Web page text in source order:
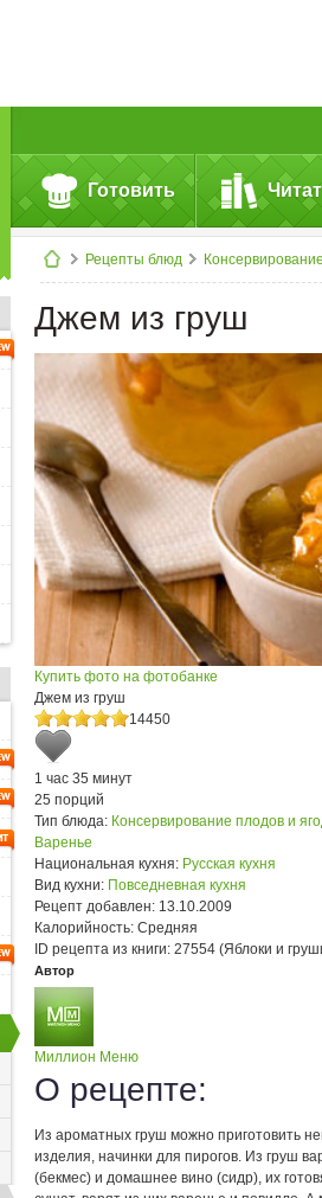
Готовить
Рецепты блюд Консервирование
Джем из груш
Купить фото на фотобанке
Джем из груш
14450
1 час 35 минут
25 порций
Тип блюда: Консервирование плодов и
Варенье
Национальная кухня: Русская кухня
Вид кухни: Повседневная кухня
Рецепт добавлен: 13.10.2009
Калорийность: Средняя
ID рецепта из книги: 27554 (Яблоки и
Автор
Миллион Меню
О рецепте:
Из ароматных груш можно приготовить
изделия, начинки для пирогов. Из груш
(бекмес) и домашнее вино (сидр), их